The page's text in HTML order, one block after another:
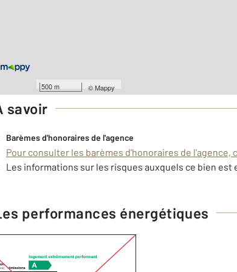
500 m ©Mappy
savoir
Barèmes d'honoraires de l'agence
Pour consulter les barèmes d'honoraires de l'agence,
Les informations sur les risques auxquels ce bien
performances énergétiques